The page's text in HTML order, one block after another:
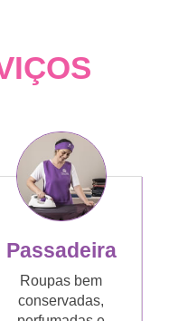
Passadeira
Roupas bem
conservadas,